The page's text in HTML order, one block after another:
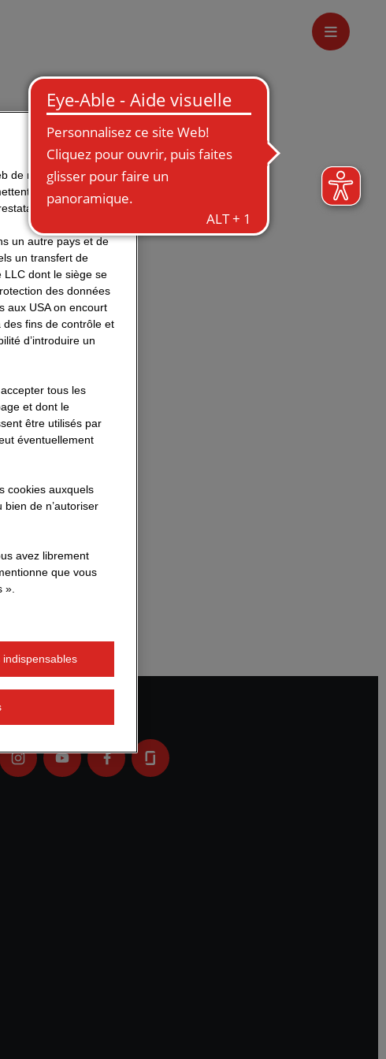
la validité et
STRABAG.
sont
elles renvoient
à faire
vers notre site
messagerie
l’envoi de
système de
prise de contact
de manière optimale
de traiter entre
externes.
un autre pays et de
un transfert de
dont le siège se
des données
aux USA on encourt
fins de contrôle et
d’introduire un
tous les
et dont le
être utilisés par
éventuellement
cookies auxquels
de n’autoriser
avez librement
que vous
».